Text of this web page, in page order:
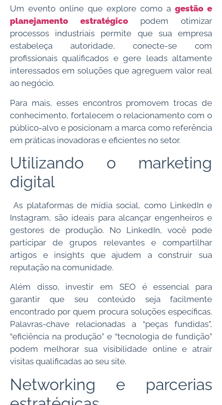
Um evento online que explore como a gestão e
planejamento estratégico podem otimizar
processos industriais permite que sua empresa
estabeleça autoridade, conecte-se com
profissionais qualificados e gere leads altamente
interessados em soluções que agreguem valor real
ao negócio.
Para mais, esses encontros promovem trocas de
conhecimento, fortalecem o relacionamento com o
público-alvo e posicionam a marca como referência
em práticas inovadoras e eficientes no setor.
Utilizando o marketing
digital
As plataformas de mídia social, como LinkedIn e
Instagram, são ideais para alcançar engenheiros e
gestores de produção. No LinkedIn, você pode
participar de grupos relevantes e compartilhar
artigos e insights que ajudem a construir sua
reputação na comunidade.
Além disso, investir em SEO é essencial para
garantir que seu conteúdo seja facilmente
encontrado por quem procura soluções específicas.
Palavras-chave relacionadas a “peças fundidas”,
“eficiência na produção” e “tecnologia de fundição”
podem melhorar sua visibilidade online e atrair
visitas qualificadas ao seu site.
Networking e parcerias